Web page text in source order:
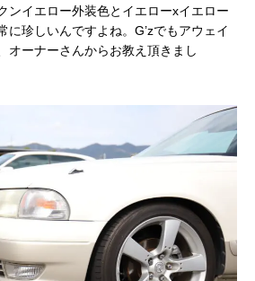
ンイエロー外装色とイエローxイエロー
に珍しいんですよね。G’zでもアウェイ
オーナーさんからお教え頂きまし